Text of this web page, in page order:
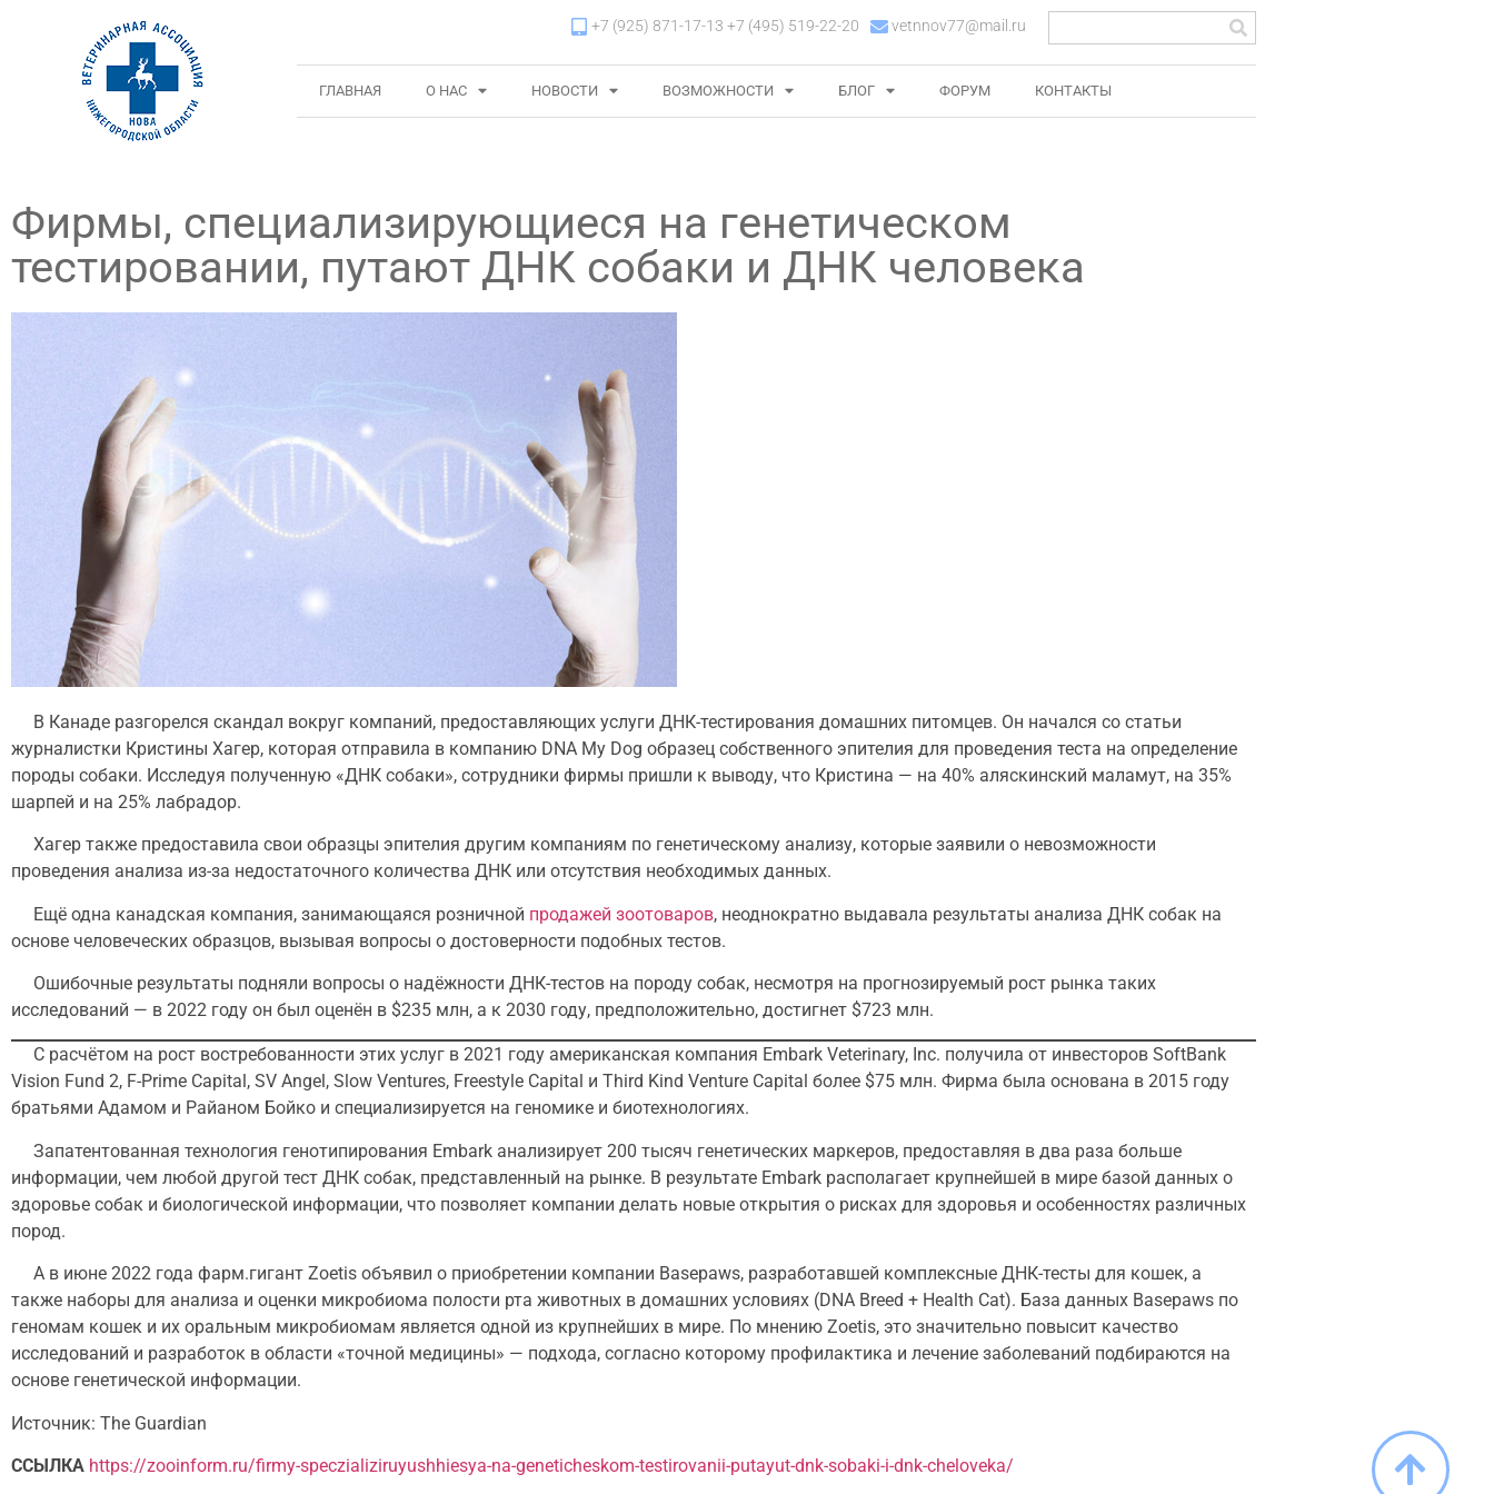
+7 (925) 871-17-13 +7 (495) 519-22-20 vetnnov77@mail.ru
ГЛАВНАЯ О НАС НОВОСТИ ВОЗМОЖНОСТИ БЛОГ ФОРУМ КОНТАКТЫ
Фирмы, специализирующиеся на генетическом
тестировании, путают ДНК собаки и ДНК человека
В Канаде разгорелся скандал вокруг компаний, предоставляющих услуги ДНК-тестирования домашних питомцев. Он начался со статьи
журналистки Кристины Хагер, которая отправила в компанию DNA My Dog образец собственного эпителия для проведения теста на определение
породы собаки. Исследуя полученную «ДНК собаки», сотрудники фирмы пришли к выводу, что Кристина — на 40% аляскинский маламут, на 35%
шарпей и на 25% лабрадор.
Хагер также предоставила свои образцы эпителия другим компаниям по генетическому анализу, которые заявили о невозможности
проведения анализа из-за недостаточного количества ДНК или отсутствия необходимых данных.
Ещё одна канадская компания, занимающаяся розничной продажей зоотоваров, неоднократно выдавала результаты анализа ДНК собак на
основе человеческих образцов, вызывая вопросы о достоверности подобных тестов.
Ошибочные результаты подняли вопросы о надёжности ДНК-тестов на породу собак, несмотря на прогнозируемый рост рынка таких
исследований — в 2022 году он был оценён в $235 млн, а к 2030 году, предположительно, достигнет $723 млн.
С расчётом на рост востребованности этих услуг в 2021 году американская компания Embark Veterinary, Inc. получила от инвесторов SoftBank
Vision Fund 2, F-Prime Capital, SV Angel, Slow Ventures, Freestyle Capital и Third Kind Venture Capital более $75 млн. Фирма была основана в 2015 году
братьями Адамом и Райаном Бойко и специализируется на геномике и биотехнологиях.
Запатентованная технология генотипирования Embark анализирует 200 тысяч генетических маркеров, предоставляя в два раза больше
информации, чем любой другой тест ДНК собак, представленный на рынке. В результате Embark располагает крупнейшей в мире базой данных о
здоровье собак и биологической информации, что позволяет компании делать новые открытия о рисках для здоровья и особенностях различных
пород.
А в июне 2022 года фарм.гигант Zoetis объявил о приобретении компании Basepaws, разработавшей комплексные ДНК-тесты для кошек, а
также наборы для анализа и оценки микробиома полости рта животных в домашних условиях (DNA Breed + Health Cat). База данных Basepaws по
геномам кошек и их оральным микробиомам является одной из крупнейших в мире. По мнению Zoetis, это значительно повысит качество
исследований и разработок в области «точной медицины» — подхода, согласно которому профилактика и лечение заболеваний подбираются на
основе генетической информации.
Источник: The Guardian
ССЫЛКА https://zooinform.ru/firmy-speczializiruyushhiesya-na-geneticheskom-testirovanii-putayut-dnk-sobaki-i-dnk-cheloveka/